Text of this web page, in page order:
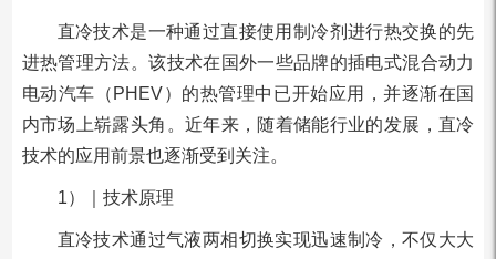
直冷技术是一种通过直接使用制冷剂进行热交换的先
进热管理方法。该技术在国外一些品牌的插电式混合动力
电动汽车（PHEV）的热管理中已开始应用，并逐渐在国
内市场上崭露头角。近年来，随着储能行业的发展，直冷
技术的应用前景也逐渐受到关注。
1）｜技术原理
直冷技术通过气液两相切换实现迅速制冷，不仅大大